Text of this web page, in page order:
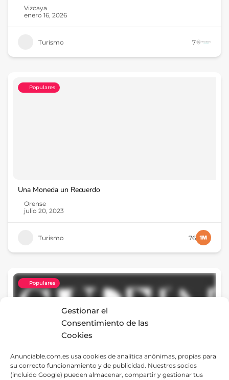
Gestionar el
Consentimiento de las
Cookies
Anunciable.com.es usa cookies de analítica anónimas, propias para
su correcto funcionamiento y de publicidad. Nuestros socios
(incluido Google) pueden almacenar, compartir y gestionar tus
Vizcaya
enero 16, 2026
Turismo 7
Populares
Una Moneda un Recuerdo
Orense
julio 20, 2023
Turismo 76
Populares